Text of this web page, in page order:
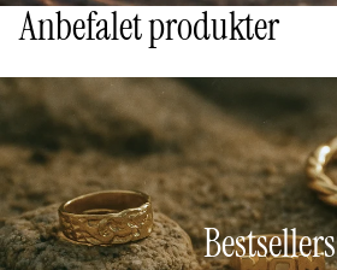
Anbefalet produkter
Bestsellers